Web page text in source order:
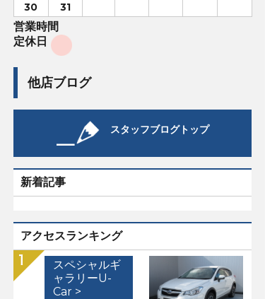
30
31
営業時間
定休日
他店ブログ
スタッフブログトップ
新着記事
アクセスランキング
スペシャルギ
ャラリーU-
Car >